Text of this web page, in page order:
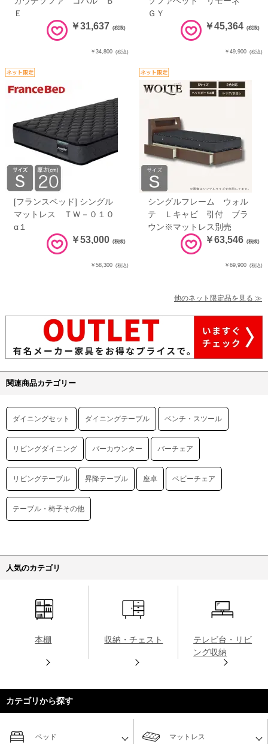
Ｅ
￥31,637 (税抜)
￥34,800 (税込)
ＧＹ
￥45,364 (税抜)
￥49,900 (税込)
[フランスベッド] シングル
マットレス ＴＷ－０１０
α１
￥53,000 (税抜)
￥58,300 (税込)
シングルフレーム ウォル
テ Ｌキャビ 引付 ブラ
ウン※マットレス別売
￥63,546 (税抜)
￥69,900 (税込)
他のネット限定品を見る ≫
関連商品カテゴリー
ダイニングセット ダイニングテーブル ベンチ・スツール
リビングダイニング バーカウンター バーチェア
リビングテーブル 昇降テーブル 座卓 ベビーチェア
テーブル・椅子その他
人気のカテゴリ
本棚 収納・チェスト
テレビ台・リビ
ング収納
カテゴリから探す
ベッド マットレス